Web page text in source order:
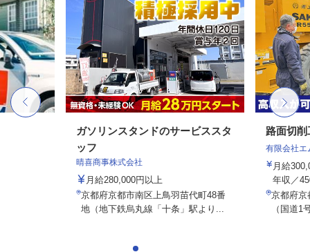
ガソリンスタンドのサービススタ
ッフ
晴喜商事株式会社
月給280,000円以上
京都府京都市南区上鳥羽苗代町48番
地（地下鉄烏丸線「十条」駅より...
路面切
有限会社エ
月給
年収／
京都府京
（国道1